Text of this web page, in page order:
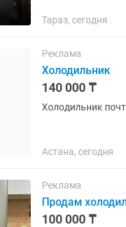
Тараз, сегодня
Реклама
Холодильник
140 000 ₸
Холодильник
Астана, сегодня
Реклама
Продам
100 000 ₸